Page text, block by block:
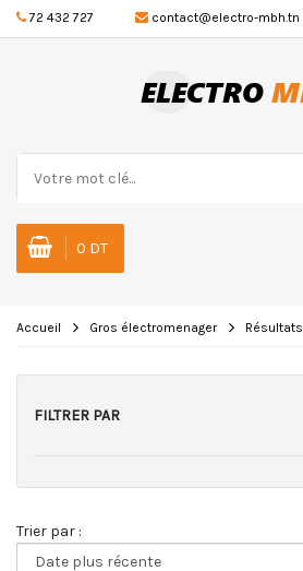
72 432 727 contact@electro-mbh.tn
0 DT
Accueil Gros électromenager Résultats
FILTRER PAR
Trier par :